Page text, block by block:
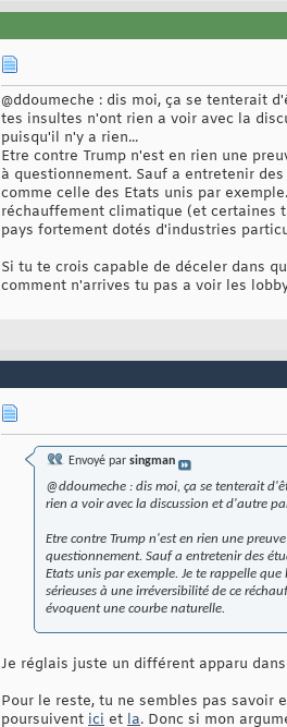
@ddoumeche : dis moi, ça se tenterait
tes insultes n'ont rien a voir avec la
puisqu'il n'y a rien...
Etre contre Trump n'est en rien une
à questionnement. Sauf a entretenir
comme celle des Etats unis par
réchauffement climatique (et certaines
pays fortement dotés d'industries
Si tu te crois capable de déceler dans
comment n'arrives tu pas a voir les
Envoyé par singman
@ddoumeche : dis moi, ça se tenterait
rien a voir avec la discussion et d'autre
Etre contre Trump n'est en rien une
questionnement. Sauf a entretenir des
Etats unis par exemple. Je te rappelle que
sérieuses à une irréversibilité de ce
évoquent une courbe naturelle.
Je réglais juste un différent apparu
Pour le reste, tu ne sembles pas savoir
poursuivent ici et la. Donc si mon